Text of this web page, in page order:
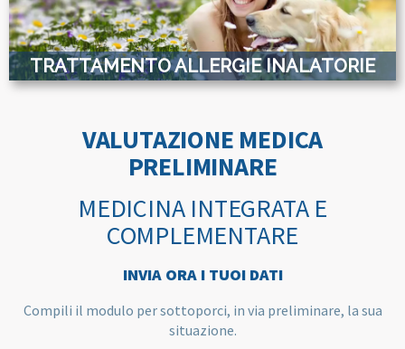
TRATTAMENTO ALLERGIE INALATORIE
VALUTAZIONE MEDICA
PRELIMINARE
MEDICINA INTEGRATA E
COMPLEMENTARE
INVIA ORA I TUOI DATI
Compili il modulo per sottoporci, in via preliminare, la sua
situazione.